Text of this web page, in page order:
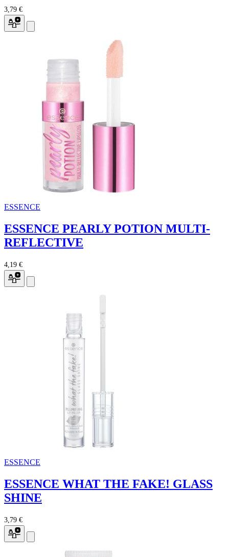
3,79 €
ESSENCE
ESSENCE PEARLY POTION MULTI-
REFLECTIVE
4,19 €
ESSENCE
ESSENCE WHAT THE FAKE! GLASS
SHINE
3,79 €